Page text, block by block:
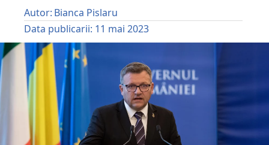
Autor: Bianca Pislaru
Data publicarii: 11 mai 2023